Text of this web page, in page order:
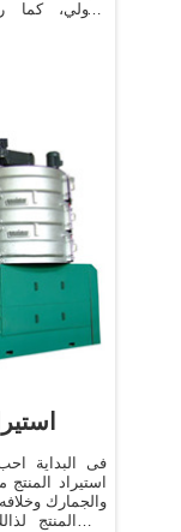
الدولي،
فى البداية
استيراد
والجمارك
بيع المنتج